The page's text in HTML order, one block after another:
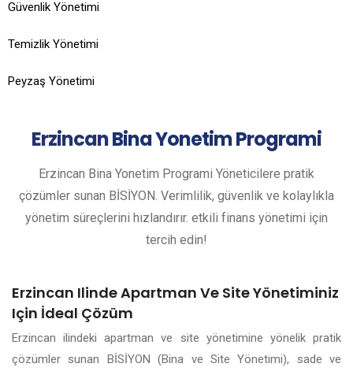
Güvenlik Yönetimi
Temizlik Yönetimi
Peyzaş Yönetimi
ErzincanBina Yonetim Programi
Erzincan Bina Yonetim Programi Yöneticilere pratik
çözümler sunan BİSİYON. Verimlilik, güvenlik ve kolaylıkla
yönetim süreçlerini hızlandırır. etkili finans yönetimi için
tercih edin!
Erzincan Ilinde Apartman Ve Site Yönetiminiz
Için İdeal Çözüm
Erzincan ilindeki apartman ve site yönetimine yönelik pratik
çözümler sunan BİSİYON (Bina ve Site Yönetimi), sade ve